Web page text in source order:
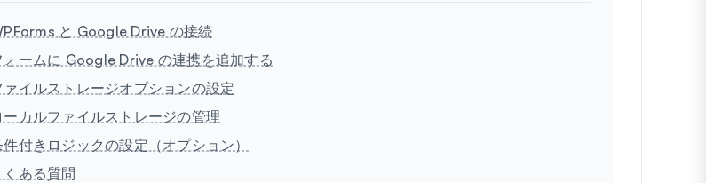
と Google Drive の接続
ォームに Google Drive の連携を追加する
ァイルストレージオプションの設定
ーカルファイルストレージの管理
件付きロジックの設定（オプション）
くある質問